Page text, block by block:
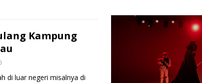
Kampung
di luar negeri misalnya di